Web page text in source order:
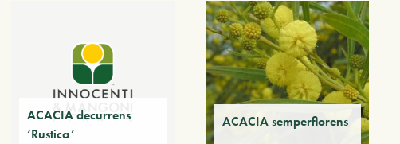
ACACIA decurrens
‘Rustica’
ACACIA semperflorens